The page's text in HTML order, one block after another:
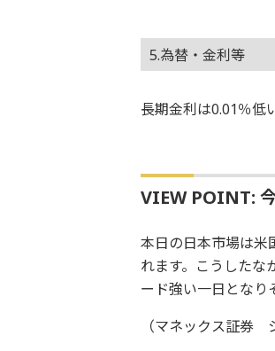
5.為替・金利等
長期金利は0.01％低
VIEW POINT:
本日の日本市場は米
れます。こうしたな
ード強い一日となり
（マネックス証券